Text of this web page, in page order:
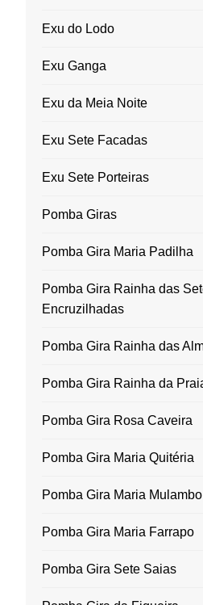
Exu do Lodo
Exu Ganga
Exu da Meia Noite
Exu Sete Facadas
Exu Sete Porteiras
Pomba Giras
Pomba Gira Maria Padilha
Pomba Gira Rainha das
Encruzilhadas
Pomba Gira Rainha das
Pomba Gira Rainha da
Pomba Gira Rosa Caveira
Pomba Gira Maria Quitéria
Pomba Gira Maria Mulambo
Pomba Gira Maria Farrapo
Pomba Gira Sete Saias